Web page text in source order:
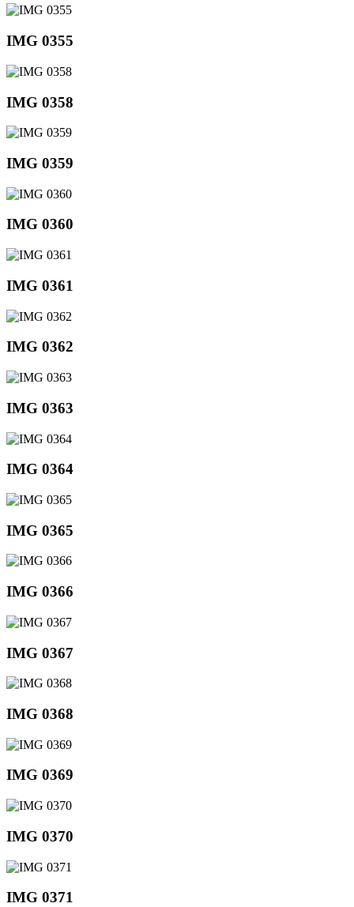
IMG 0355
IMG 0358
IMG 0359
IMG 0360
IMG 0361
IMG 0362
IMG 0363
IMG 0364
IMG 0365
IMG 0366
IMG 0367
IMG 0368
IMG 0369
IMG 0370
IMG 0371